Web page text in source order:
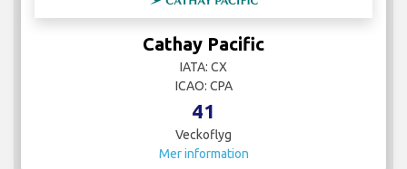
Cathay Pacific
IATA: CX
ICAO: CPA
41
Veckoflyg
Mer information